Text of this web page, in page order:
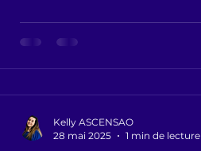
Kelly ASCENSAO
28 mai 2025
1 min de lecture